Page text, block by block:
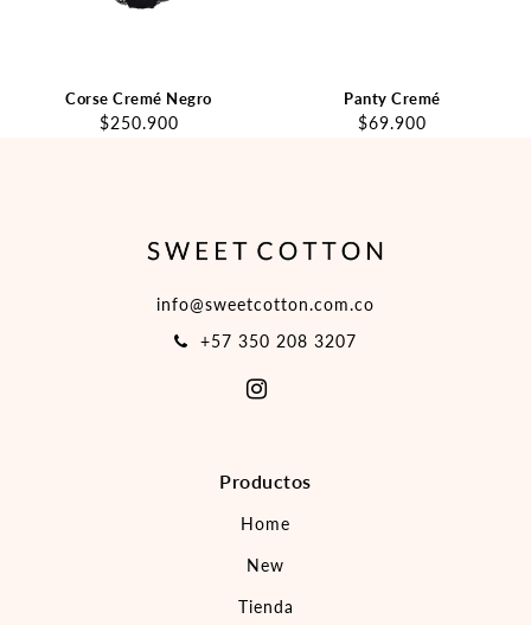
Corse Cremé Negro
$250.900
Panty Cremé
$69.900
info@sweetcotton.com.co
+57 350 208 3207
Productos
Home
New
Tienda